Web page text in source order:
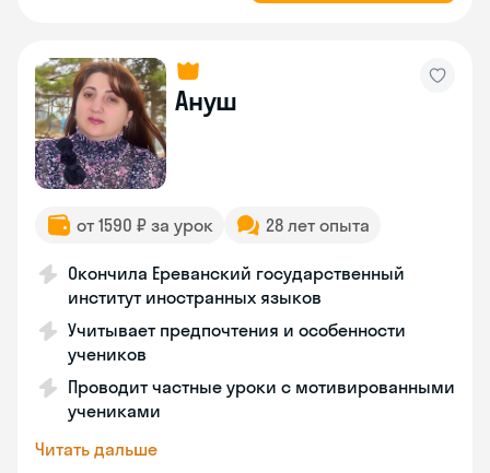
Ануш
от 1590 ₽ за урок 28 лет опыта
Окончила Ереванский государственный
институт иностранных языков
Учитывает предпочтения и особенности
учеников
Проводит частные уроки с мотивированными
учениками
Читать дальше